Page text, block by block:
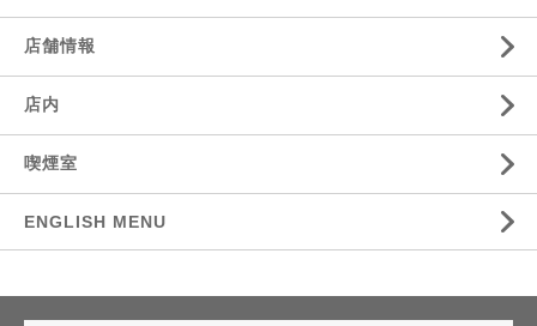
店舗情報
店内
喫煙室
ENGLISH MENU